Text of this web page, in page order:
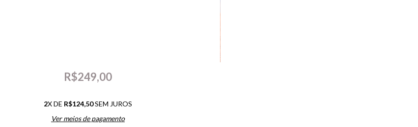
R$249,00
2X DE R$124,50SEM JUROS
Ver meios de pagamento